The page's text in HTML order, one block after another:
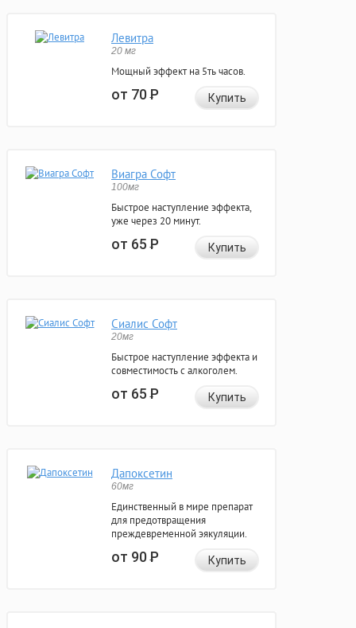
Левитра
20 мг
Мощный эффект на 5ть часов.
от 70Р Купить
Виагра Софт
100мг
Быстрое наступление эффекта,
уже через 20 минут.
от 65Р Купить
Сиалис Софт
20мг
Быстрое наступление эффекта и
совместимость с алкоголем.
от 65Р Купить
Дапоксетин
60мг
Единственный в мире препарат
для предотвращения
преждевременной эякуляции.
от 90Р Купить